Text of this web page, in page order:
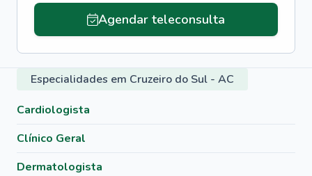
Agendar teleconsulta
Especialidades em Cruzeiro do Sul - AC
Cardiologista
Clínico Geral
Dermatologista